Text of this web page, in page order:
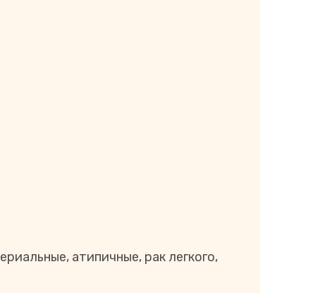
атипичные, рак легкого,